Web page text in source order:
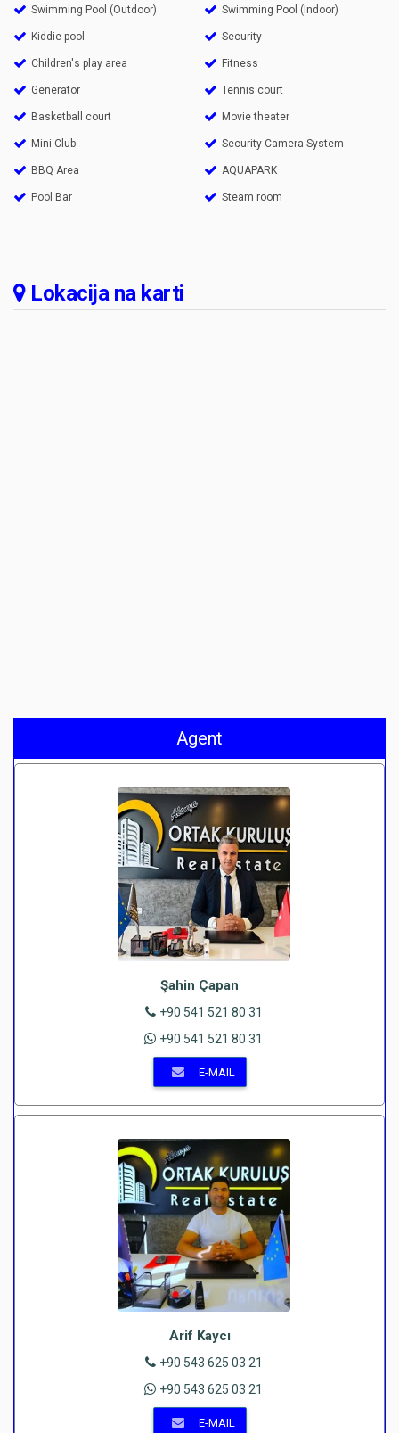
Swimming Pool (Outdoor) Swimming Pool (Indoor)
Kiddie pool Security
Children's play area Fitness
Generator Tennis court
Basketball court Movie theater
Mini Club Security Camera System
BBQ Area AQUAPARK
Pool Bar Steam room
Lokacija na karti
Agent
Şahin Çapan
+90 541 521 80 31
+90 541 521 80 31
E-MAIL
Arif Kaycı
+90 543 625 03 21
+90 543 625 03 21
E-MAIL